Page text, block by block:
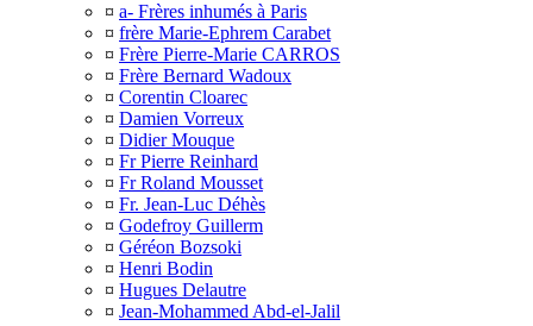
¤ a- Frères inhumés à Paris
¤ frère Marie-Ephrem Carabet
¤ Frère Pierre-Marie CARROS
¤ Frère Bernard Wadoux
¤ Corentin Cloarec
¤ Damien Vorreux
¤ Didier Mouque
¤ Fr Pierre Reinhard
¤ Fr Roland Mousset
¤ Fr. Jean-Luc Déhès
¤ Godefroy Guillerm
¤ Géréon Bozsoki
¤ Henri Bodin
¤ Hugues Delautre
¤ Jean-Mohammed Abd-el-Jalil